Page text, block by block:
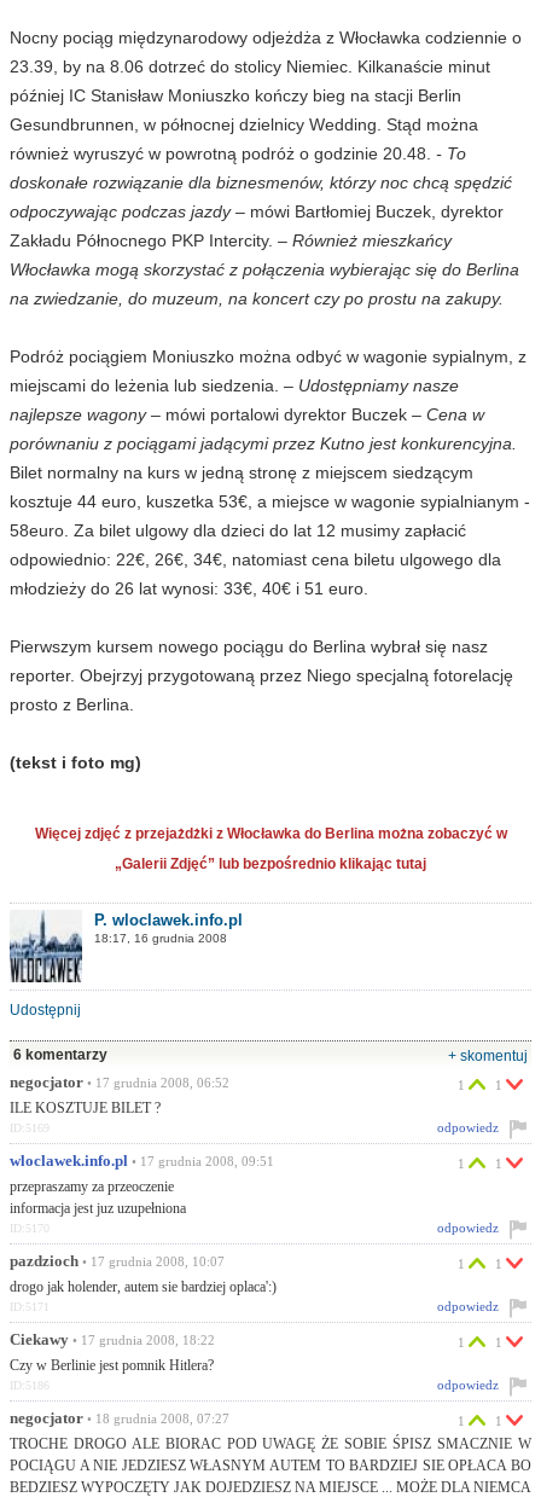
Nocny pociąg międzynarodowy odjeżdża z Włocławka codziennie o
23.39, by na 8.06 dotrzeć do stolicy Niemiec. Kilkanaście minut
później IC Stanisław Moniuszko kończy bieg na stacji Berlin
Gesundbrunnen, w północnej dzielnicy Wedding. Stąd można
również wyruszyć w powrotną podróż o godzinie 20.48. - To
doskonałe rozwiązanie dla biznesmenów, którzy noc chcą spędzić
odpoczywając podczas jazdy– mówi Bartłomiej Buczek, dyrektor
Zakładu Północnego PKP Intercity. – Również mieszkańcy
Włocławka mogą skorzystać z połączenia wybierając się do Berlina
na zwiedzanie, do muzeum, na koncert czy po prostu na zakupy.
Podróż pociągiem Moniuszko można odbyć w wagonie sypialnym, z
miejscami do leżenia lub siedzenia. – Udostępniamy nasze
najlepsze wagony– mówi portalowi dyrektor Buczek – Cena w
porównaniu z pociągami jadącymi przez Kutno jest konkurencyjna.
Bilet normalny na kurs w jedną stronę z miejscem siedzącym
kosztuje 44 euro, kuszetka 53€, a miejsce w wagonie sypialnianym -
58euro. Za bilet ulgowy dla dzieci do lat 12 musimy zapłacić
odpowiednio: 22€, 26€, 34€, natomiast cena biletu ulgowego dla
młodzieży do 26 lat wynosi: 33€, 40€ i 51 euro.
Pierwszym kursem nowego pociągu do Berlina wybrał się nasz
reporter. Obejrzyj przygotowaną przez Niego specjalną fotorelację
prosto z Berlina.
(tekst i foto mg)
Więcej zdjęć z przejażdżki z Włocławka do Berlina można zobaczyć w
„Galerii Zdjęć” lub bezpośrednio klikając tutaj
P. wloclawek.info.pl
18:17, 16 grudnia 2008
Udostępnij
6 komentarzy
+ skomentuj
negocjator • 17 grudnia 2008, 06:52
ILE KOSZTUJE BILET ?
1 1
odpowiedz
ID:5169
wloclawek.info.pl • 17 grudnia 2008, 09:51
przepraszamy za przeoczenie
informacja jest juz uzupełniona
1 1
odpowiedz
ID:5170
pazdzioch • 17 grudnia 2008, 10:07
drogo jak holender, autem sie bardziej oplaca':)
1 1
odpowiedz
ID:5171
Ciekawy • 17 grudnia 2008, 18:22
Czy w Berlinie jest pomnik Hitlera?
1 1
odpowiedz
ID:5186
negocjator • 18 grudnia 2008, 07:27
TROCHE DROGO ALE BIORAC POD UWAGĘ ŻE SOBIE ŚPISZ SMACZNIE W
POCIĄGU A NIE JEDZIESZ WŁASNYM AUTEM TO BARDZIEJ SIE OPŁACA BO
BEDZIESZ WYPOCZĘTY JAK DOJEDZIESZ NA MIEJSCE ... MOŻE DLA NIEMCA
1 1